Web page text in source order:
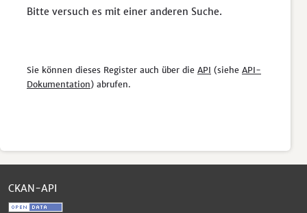
Bitte versuch es mit einer anderen Suche.
Sie können dieses Register auch über die API (siehe API-
Dokumentation) abrufen.
CKAN-API